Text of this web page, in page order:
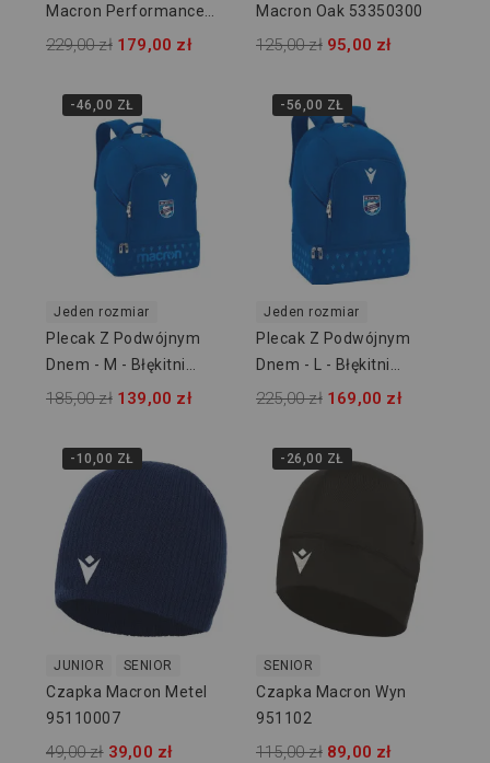
Macron Performance
916209
229,00 zł 179,00 zł
Macron Oak 53350300
125,00 zł 95,00 zł
-46,00 ZŁ
Jeden rozmiar
Plecak Z Podwójnym
Dnem - M - Błękitni
Owińska
185,00 zł 139,00 zł
-56,00 ZŁ
Jeden rozmiar
Plecak Z Podwójnym
Dnem - L - Błękitni
Owińska
225,00 zł 169,00 zł
-10,00 ZŁ
JUNIOR SENIOR
Czapka Macron Metel
95110007
49,00 zł 39,00 zł
-26,00 ZŁ
SENIOR
Czapka Macron Wyn
951102
115,00 zł 89,00 zł